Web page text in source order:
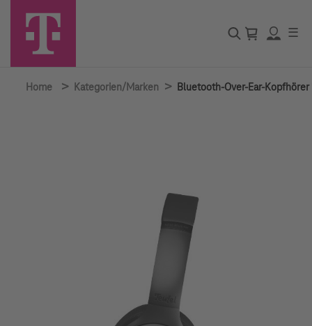
☰
Home > Kategorien/Marken > Bluetooth-Over-Ear-